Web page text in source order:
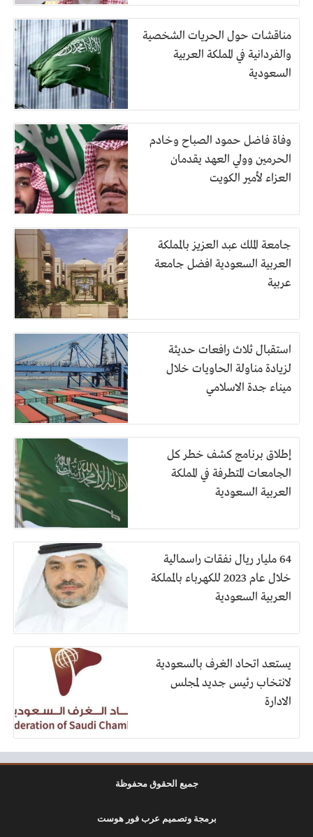
مناقشات حول الحريات الشخصية
والفردانية في المملكة العربية
السعودية
وفاة فاضل حمود الصباح وخادم
الحرمين وولي العهد يقدمان
العزاء لأمير الكويت
جامعة الملك عبد العزيز بالمملكة
العربية السعودية افضل جامعة
عربية
استقبال ثلاث رافعات حديثة
لزيادة مناولة الحاويات خلال
ميناء جدة الاسلامي
إطلاق برنامج كشف خطر كل
الجامعات المتطرفة في المملكة
العربية السعودية
64 مليار ريال نفقات راسمالية
خلال عام 2023 للكهرباء بالمملكة
العربية السعودية
يستعد اتحاد الغرف بالسعودية
لانتخاب رئيس جديد لمجلس
الادارة
جميع الحقوق محفوظة
برمجة وتصميم عرب فور هوست